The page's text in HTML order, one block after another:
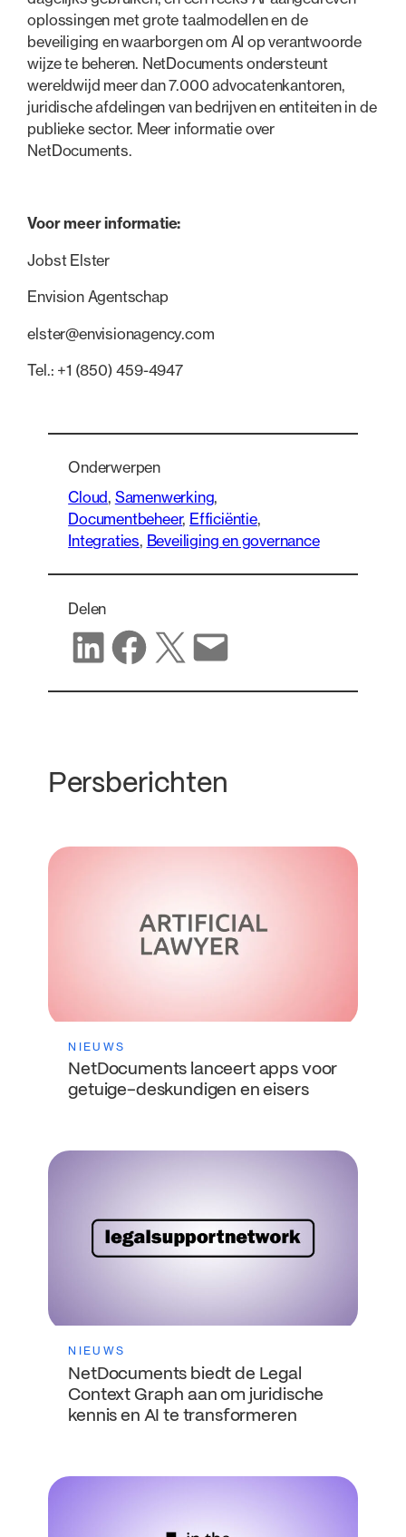
oplossingen met grote taalmodellen en de
beveiliging en waarborgen om AI op verantwoorde
wijze te beheren. NetDocuments ondersteunt
wereldwijd meer dan 7.000 advocatenkantoren,
juridische afdelingen van bedrijven en entiteiten in de
publieke sector. Meer informatie over
NetDocuments.
Voor meer informatie:
Jobst Elster
Envision Agentschap
elster@envisionagency.com
Tel.: +1 (850) 459-4947
Onderwerpen
Cloud, Samenwerking
Documentbeheer, Efficiëntie
Integraties, Beveiliging en governance
Delen
Delen op LinkedIn
Delen op Facebook
Delen op X Delen via e-mail
Persberichten
NIEUWS
NetDocuments lanceert apps voor
getuige-deskundigen en eisers
NIEUWS
NetDocuments biedt de Legal
Context Graph aan om juridische
kennis en AI te transformeren